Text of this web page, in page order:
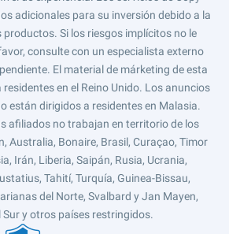
adicionales para su inversión debido a la
productos. Si los riesgos implícitos no le
consulte con un especialista externo
El material de márketing de esta
en el Reino Unido. Los anuncios
están dirigidos a residentes en Malasia.
afiliados no trabajan en territorio de los
Australia, Bonaire, Brasil, Curaçao, Timor
Irán, Liberia, Saipán, Rusia, Ucrania,
Tahití, Turquía, Guinea-Bissau,
del Norte, Svalbard y Jan Mayen,
Sur y otros países restringidos.